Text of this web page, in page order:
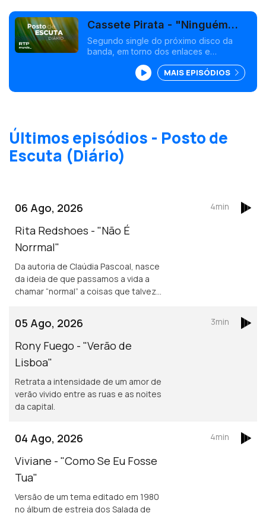
Cassete Pirata - "Ninguém
Fica A Perder"
Segundo single do próximo disco da
banda, em torno dos enlaces e
MAIS EPISÓDIOS
Últimos episódios - Posto de
Escuta (Diário)
06 Ago, 2026
Rita Redshoes - "Não É
Norrmal"
Da autoria de Claúdia Pascoal, nasce
da ideia de que passamos a vida a
chamar “normal” a coisas que talvez
4min
05 Ago, 2026
Rony Fuego - "Verão de
Lisboa"
Retrata a intensidade de um amor de
verão vivido entre as ruas e as noites
da capital.
3min
04 Ago, 2026
Viviane - "Como Se Eu Fosse
Tua"
Versão de um tema editado em 1980
no álbum de estreia dos Salada de
4min